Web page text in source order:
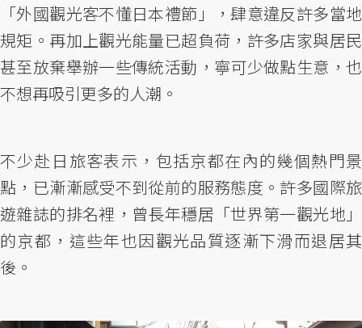
「外國觀光客不懂日本禮節」，肆意違反許多當地
規矩。再加上觀光能量已超負荷，許多店家與居民
甚至放棄舉辦一些傳統活動，寧可少做點生意，也
不想再吸引更多的人潮。
不少赴日旅客表示，包括京都在內的幾個熱門景
點，已漸漸感受不到從前的服務態度。許多國際旅
遊雜誌的排名裡，曾長年穩居「世界第一觀光地」
的京都，這些年也因觀光品質逐漸下滑而退居其
後。